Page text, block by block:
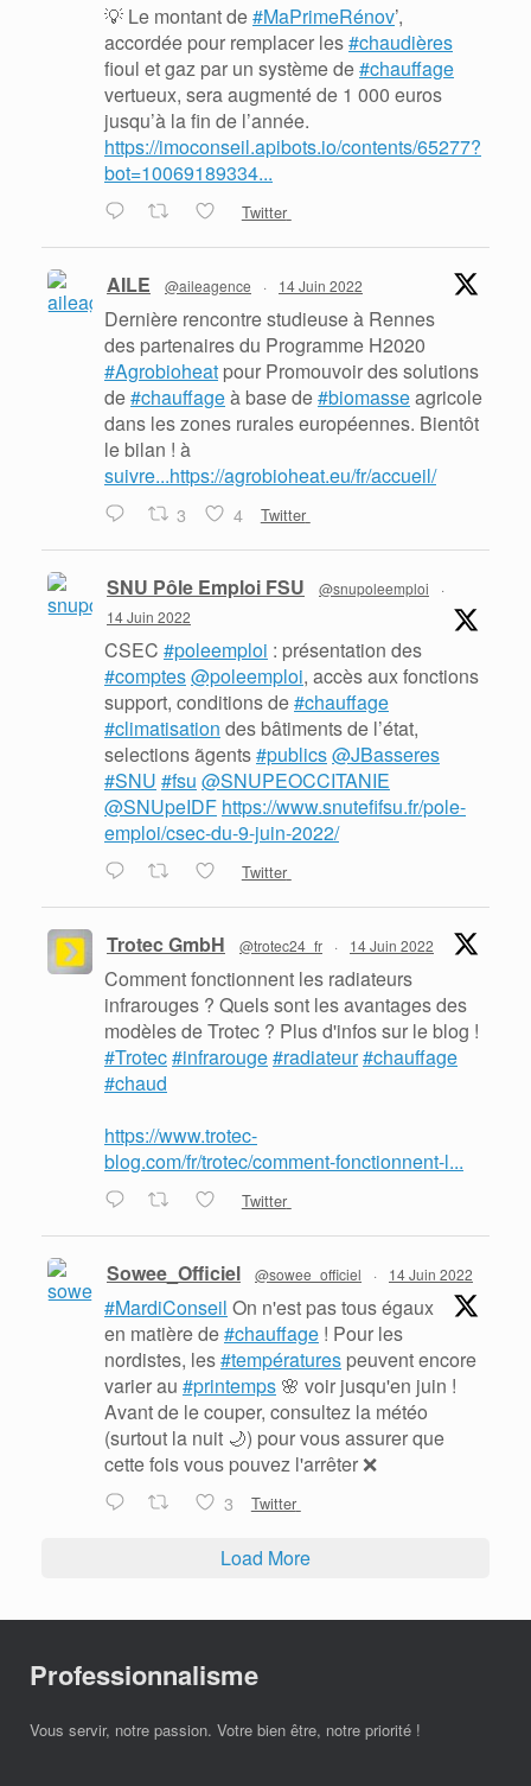
💡 Le montant de#MaPrimeRénov’,
accordée pour remplacer les#chaudières
fioul et gaz par un système de#chauffage
vertueux, sera augmenté de 1 000 euros
jusqu’à la fin de l’année.
https://imoconseil.apibots.io/contents/65277?
bot=10069189334...
Twitter
AILE @aileagence · 14 Juin 2022
Dernière rencontre studieuse à Rennes
des partenaires du Programme H2020
#Agrobioheat pour Promouvoir des solutions
de#chauffageà base de#biomasseagricole
dans les zones rurales européennes. Bientôt
le bilan ! à
suivre...https://agrobioheat.eu/fr/accueil/
3 4 Twitter
SNU Pôle Emploi FSU @snupoleemploi
·
14 Juin 2022
CSEC #poleemploi : présentation des
#comptes@poleemploi, accès aux fonctions
support, conditions de#chauffage
#climatisation des bâtiments de l’état,
selections ãgents#publics@JBasseres
#SNU #fsu @SNUPEOCCITANIE
@SNUpeIDF https://www.snutefifsu.fr/pole-
emploi/csec-du-9-juin-2022/
Twitter
Trotec GmbH @trotec24_fr · 14 Juin 2022
Comment fonctionnent les radiateurs
infrarouges ? Quels sont les avantages des
modèles de Trotec ? Plus d'infos sur le blog !
#Trotec#infrarouge#radiateur#chauffage
#chaud
https://www.trotec-
blog.com/fr/trotec/comment-fonctionnent-l...
Twitter
Sowee_Officiel @sowee_officiel · 14 Juin 2022
#MardiConseil On n'est pas tous égaux
en matière de#chauffage ! Pour les
nordistes, les#températures peuvent encore
varier au #printemps 🌸 voir jusqu'en juin !
Avant de le couper, consultez la météo
(surtout la nuit 🌙) pour vous assurer que
cette fois vous pouvez l'arrêter ❌
3 Twitter
Load More
Professionnalisme
Vous servir, notre passion. Votre bien être, notre priorité !